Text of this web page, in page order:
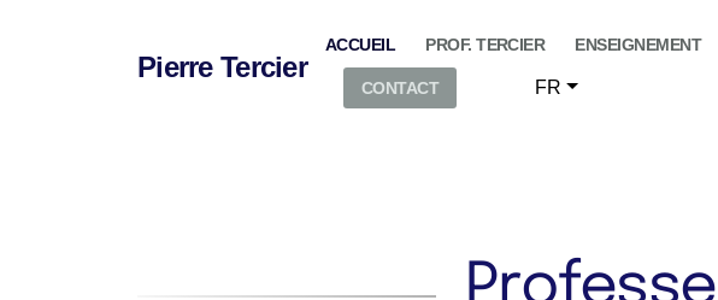
Pierre Tercier
ACCUEIL PROF. TERCIER ENSEIGNEMENT
CONTACT FR